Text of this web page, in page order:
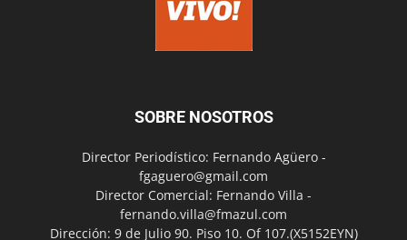
SOBRE NOSOTROS
Director Periodístico: Fernando Agüero -
fgaguero@gmail.com
Director Comercial: Fernando Villa -
fernando.villa@fmazul.com
Dirección: 9 de Julio 90. Piso 10. Of 107.(X5152EYN)